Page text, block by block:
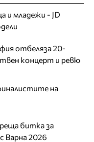
и младежи - JD
отбеляза 20-
концерт и ревю
на
битка за
2026